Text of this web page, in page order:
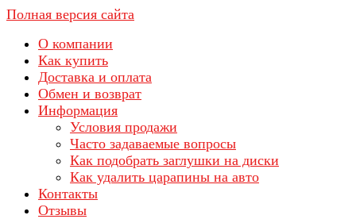
Полная версия сайта
О компании
Как купить
Доставка и оплата
Обмен и возврат
Информация
Условия продажи
Часто задаваемые вопросы
Как подобрать заглушки на диски
Как удалить царапины на авто
Контакты
Отзывы